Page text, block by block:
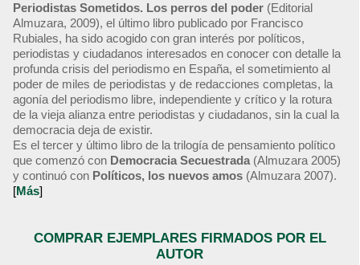
Periodistas Sometidos. Los perros del poder (Editorial
Almuzara, 2009), el último libro publicado por Francisco
Rubiales, ha sido acogido con gran interés por políticos,
periodistas y ciudadanos interesados en conocer con detalle la
profunda crisis del periodismo en España, el sometimiento al
poder de miles de periodistas y de redacciones completas, la
agonía del periodismo libre, independiente y crítico y la rotura
de la vieja alianza entre periodistas y ciudadanos, sin la cual la
democracia deja de existir.
Es el tercer y último libro de la trilogía de pensamiento político
que comenzó con Democracia Secuestrada (Almuzara 2005)
y continuó con Políticos, los nuevos amos (Almuzara 2007).
[Más]
COMPRAR EJEMPLARES FIRMADOS POR EL
AUTOR